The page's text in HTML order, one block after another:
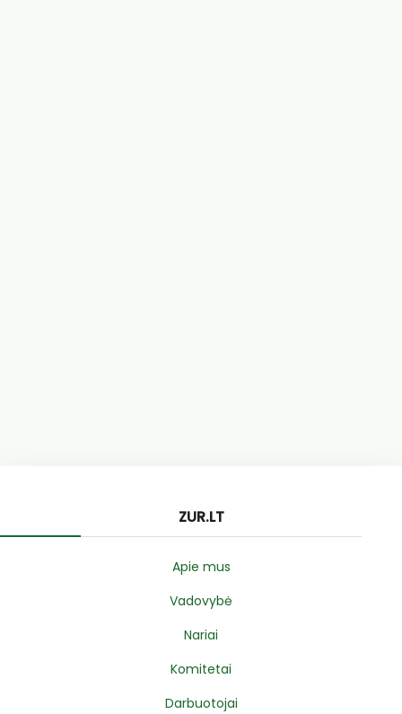
ZUR.LT
Apie mus
Vadovybė
Nariai
Komitetai
Darbuotojai